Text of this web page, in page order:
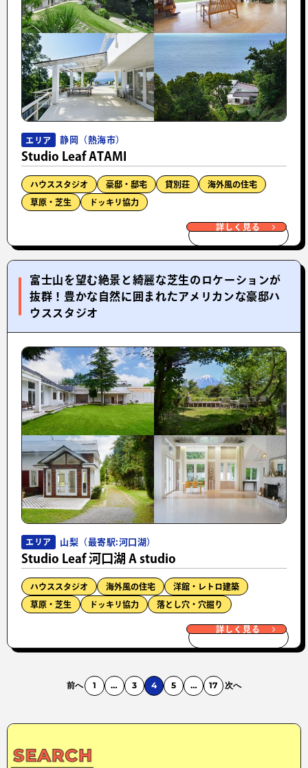
エリア 静岡（熱海市）
Studio Leaf ATAMI
ハウススタジオ 豪邸・邸宅 貸別荘 海外風の住宅
草原・芝生 ドッキリ協力
詳しく見る
富士山を望む絶景と綺麗な芝生のロケーションが
抜群！豊かな自然に囲まれたアメリカンな豪邸ハ
ウススタジオ
エリア 山梨（最寄駅:河口湖）
Studio Leaf 河口湖 A studio
ハウススタジオ 海外風の住宅 洋館・レトロ建築
草原・芝生 ドッキリ協力 落とし穴・穴掘り
詳しく見る
前へ 1 … 3 4 5 … 17 次へ